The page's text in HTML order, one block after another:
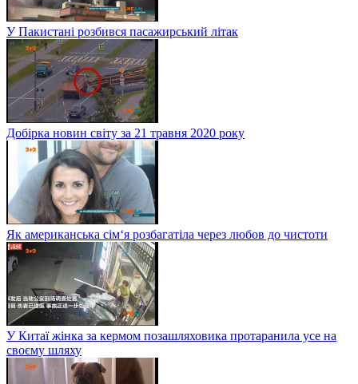
У Пакистані розбився пасажирський літак
Добірка новин світу за 21 травня 2020 року
Як американська сім‘я розбагатіла через любов до чистоти
У Китаї жінка за кермом позашляховика протаранила усе на
своєму шляху